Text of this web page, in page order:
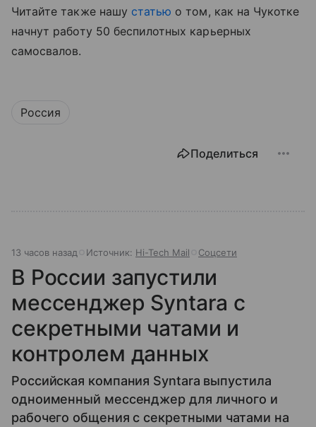
Читайте также нашу статью о том, как на Чукотке
начнут работу 50 беспилотных карьерных
самосвалов.
Россия
Поделиться
13 часов назад Источник: Hi-Tech Mail Соцсети
В России запустили
мессенджер Syntara с
секретными чатами и
контролем данных
Российская компания Syntara выпустила
одноименный мессенджер для личного и
рабочего общения с секретными чатами на